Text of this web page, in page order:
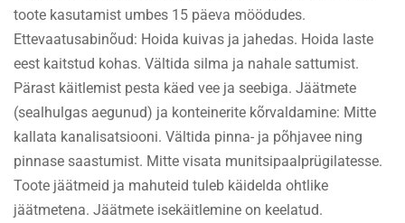
toote kasutamist umbes 15 päeva möödudes.
Ettevaatusabinõud: Hoida kuivas ja jahedas. Hoida laste
eest kaitstud kohas. Vältida silma ja nahale sattumist.
Pärast käitlemist pesta käed vee ja seebiga. Jäätmete
(sealhulgas aegunud) ja konteinerite kõrvaldamine: Mitte
kallata kanalisatsiooni. Vältida pinna- ja põhjavee ning
pinnase saastumist. Mitte visata munitsipaalprügilatesse.
Toote jäätmeid ja mahuteid tuleb käidelda ohtlike
jäätmetena. Jäätmete isekäitlemine on keelatud.